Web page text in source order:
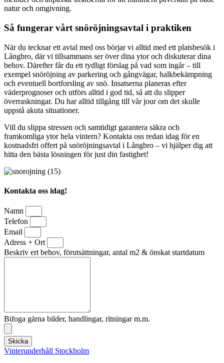
natur och omgivning.
Så fungerar vårt snöröjningsavtal i praktiken
När du tecknar ett avtal med oss börjar vi alltid med ett platsbesök i
Långbro, där vi tillsammans ser över dina ytor och diskuterar dina
behov. Därefter får du ett tydligt förslag på vad som ingår – till
exempel snöröjning av parkering och gångvägar, halkbekämpning
och eventuell bortforsling av snö. Insatserna planeras efter
väderprognoser och utförs alltid i god tid, så att du slipper
överraskningar. Du har alltid tillgång till vår jour om det skulle
uppstå akuta situationer.
Vill du slippa stressen och samtidigt garantera säkra och
framkomliga ytor hela vintern? Kontakta oss redan idag för en
kostnadsfri offert på snöröjningsavtal i Långbro – vi hjälper dig att
hitta den bästa lösningen för just din fastighet!
Kontakta oss idag!
Namn
Telefon
Email
Adress + Ort
Beskriv ert behov, förutsättningar, antal m2 & önskat startdatum
Bifoga gärna bilder, handlingar, ritningar m.m.
Skicka
Vinterunderhåll Stockholm